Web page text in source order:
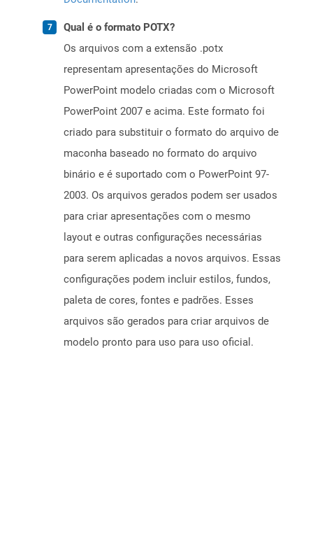
Qual é o formato POTX?
Os arquivos com a extensão .potx
representam apresentações do Microsoft
PowerPoint modelo criadas com o Microsoft
PowerPoint 2007 e acima. Este formato foi
criado para substituir o formato do arquivo de
maconha baseado no formato do arquivo
binário e é suportado com o PowerPoint 97-
2003. Os arquivos gerados podem ser usados ​​
para criar apresentações com o mesmo
layout e outras configurações necessárias
para serem aplicadas a novos arquivos. Essas
configurações podem incluir estilos, fundos,
paleta de cores, fontes e padrões. Esses
arquivos são gerados para criar arquivos de
modelo pronto para uso para uso oficial.